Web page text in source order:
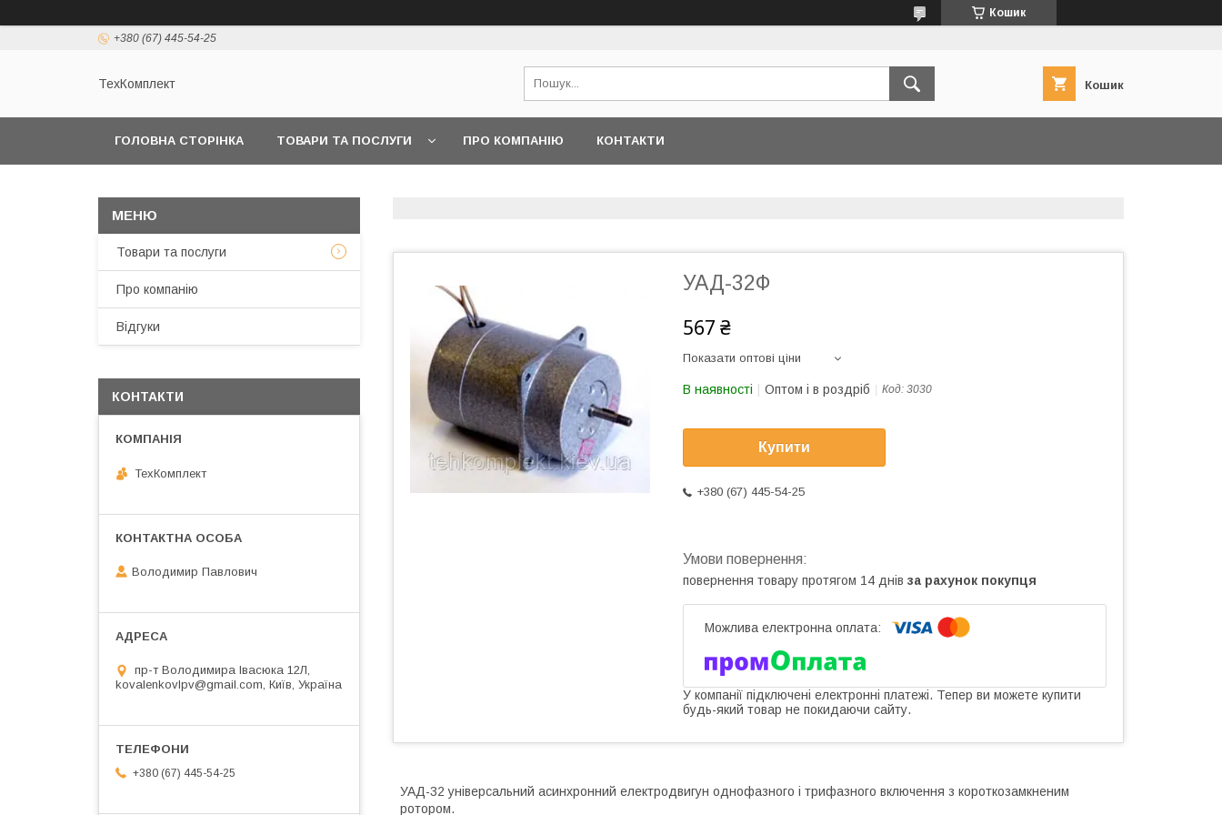
Кошик
+380 (67) 445-54-25
ТехКомплект Кошик
ГОЛОВНА СТОРІНКА ТОВАРИ ТА ПОСЛУГИ ПРО КОМПАНІЮ КОНТАКТИ
УАД-32Ф
567 ₴
Показати оптові ціни
В наявності Оптом і в роздріб Код: 3030
Купити
+380 (67) 445-54-25
повернення товару протягом 14 днів за рахунок покупця
У компанії підключені електронні платежі. Тепер ви можете купити
будь-який товар не покидаючи сайту.
УАД-32 універсальний асинхронний електродвигун однофазного і трифазного включення з короткозамкненим
ротором.
Товари та послуги
Про компанію
Відгуки
КОНТАКТИ
ТехКомплект
Володимир Павлович
пр-т Володимира Івасюка 12Л,
kovalenkovlpv@gmail.com, Київ, Україна
+380 (67) 445-54-25